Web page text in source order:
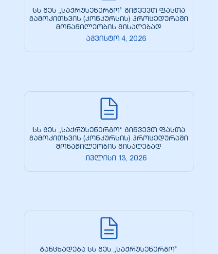
სს გეს „საქრუსენერგო“ გიწვევთ ფასთა
გამოკითხვის (კონკურსის) პროცედურაში
მონაწილეობის მისაღებად
აგვისტო 4, 2026
სს გეს „საქრუსენერგო“ გიწვევთ ფასთა
გამოკითხვის (კონკურსის) პროცედურაში
მონაწილეობის მისაღებად
ივლისი 13, 2026
განცხადება სს გეს „საქრუსენერგო“